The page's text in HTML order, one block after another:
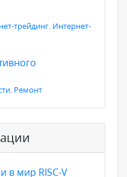
трейдинг. Интернет-
Ремонт
в мир RISC-V